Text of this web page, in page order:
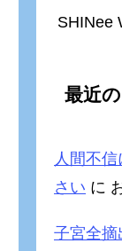
SHINee
最近
人間不
さい に
子宮全摘